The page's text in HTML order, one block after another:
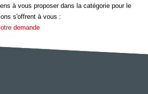
Notre Philosophie
Biens Vendus
à vous proposer dans la catégorie pour le
s'offrent à vous :
demande